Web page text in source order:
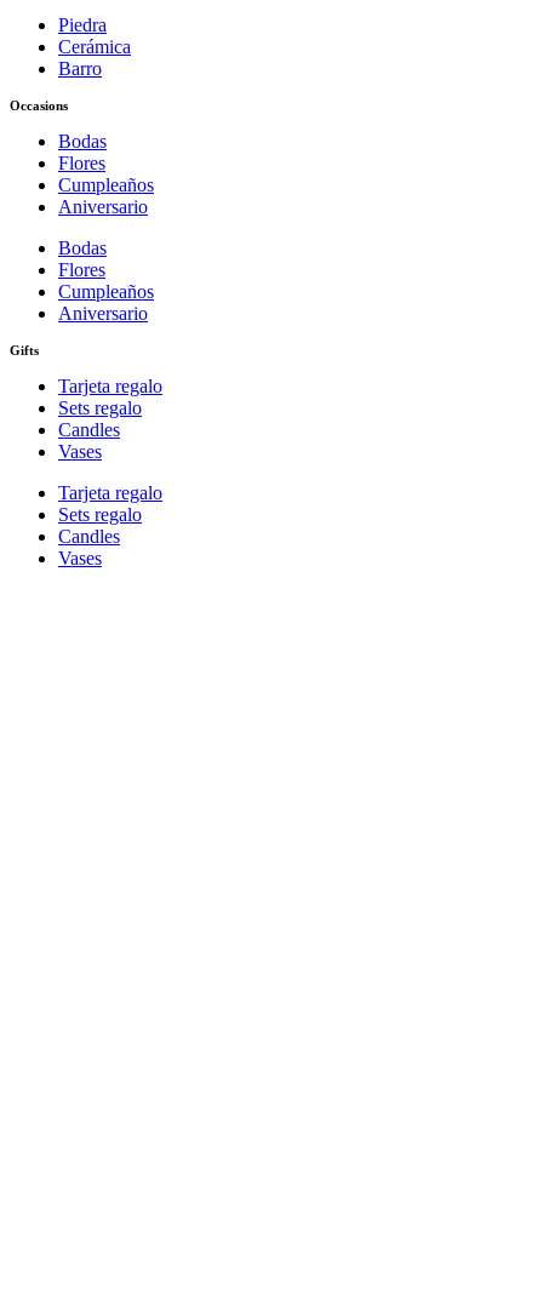
Piedra
Cerámica
Barro
Occasions
Bodas
Flores
Cumpleaños
Aniversario
Bodas
Flores
Cumpleaños
Aniversario
Gifts
Tarjeta regalo
Sets regalo
Candles
Vases
Tarjeta regalo
Sets regalo
Candles
Vases